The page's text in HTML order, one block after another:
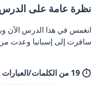
نظرة عامة على
سافرت إلى إسبانيا وعدت
19 من الكلمات/العبارات للتعلُّم